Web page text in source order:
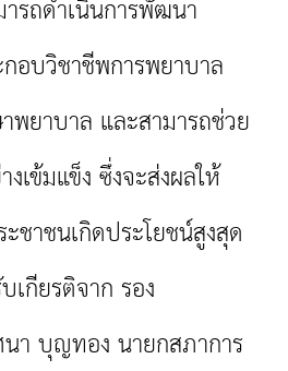
รถดำเนินการพัฒนา
อบวิชาชีพการพยาบาล
พยาบาล และสามารถช่วย
เข้มแข็ง ซึ่งจะส่งผลให้
ชาชนเกิดประโยชน์สูงสุด
เกียรติจาก รอง
า บุญทอง นายกสภาการ